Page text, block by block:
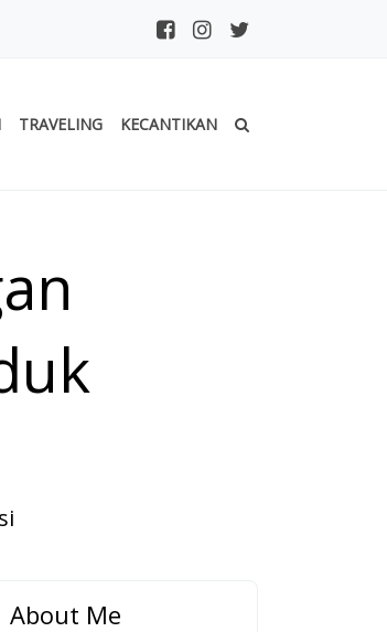
TRAVELING KECANTIKAN
Pakai Produk
About Me